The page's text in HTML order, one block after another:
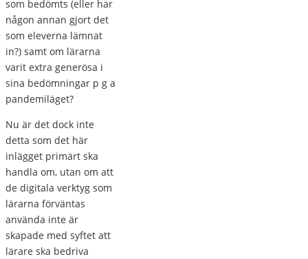
som bedömts (eller har
någon annan gjort det
som eleverna lämnat
in?) samt om lärarna
varit extra generösa i
sina bedömningar p g a
pandemiläget?
Nu är det dock inte
detta som det här
inlägget primärt ska
handla om, utan om att
de digitala verktyg som
lärarna förväntas
använda inte är
skapade med syftet att
lärare ska bedriva